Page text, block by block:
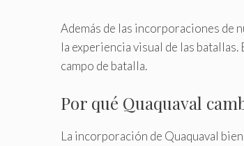
Además de las incorporaciones de
la experiencia visual de las
campo de batalla.
Por qué Quaquaval
La incorporación de Quaquaval